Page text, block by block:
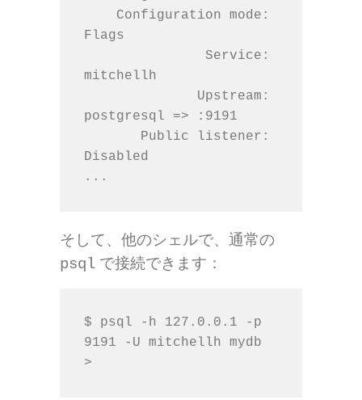
Flags
mitchellh
postgresql => :9191
Disabled
...
そして、他のシェルで、通常の
psql で接続できます：
$ psql -h 127.0.0.1 -p
9191 -U mitchellh mydb
>